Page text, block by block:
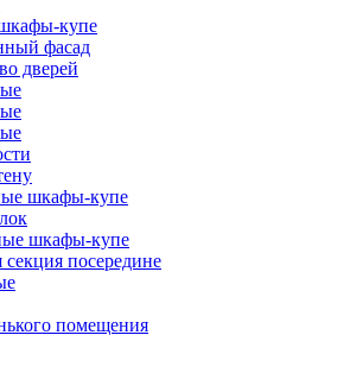
купе
фасад
дверей
шкафы-купе
шкафы-купе
посередине
помещения